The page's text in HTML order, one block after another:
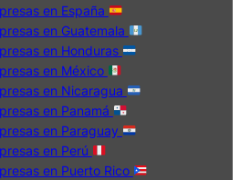
en España
en Guatemala
en Honduras
en México
en Nicaragua
en Panamá
en Paraguay
en Perú
en Puerto Rico